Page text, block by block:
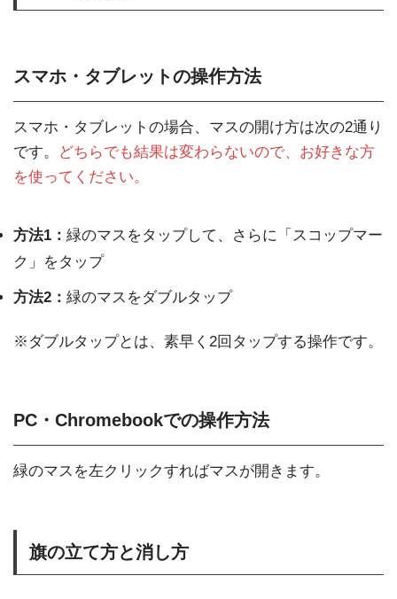
スマホ・タブレットの操作方法
スマホ・タブレットの場合、マスの開け方は次の2通り
です。
どちらでも結果は変わらないので、 お好きな方
を使ってください。
方法1： 緑のマスをタップして、さらに「スコップマー
ク」をタップ
方法2： 緑のマスをダブルタップ
※ダブルタップとは、素早く2回タップする操作です。
PC・Chromebookでの操作方法
緑のマスを左クリックすればマスが開きます。
旗の立て方と消し方